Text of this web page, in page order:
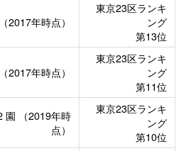
（2017年時点）
東京23区ランキ
ング
第13位
（2017年時点）
東京23区ランキ
ング
第11位
園
（2019年時
点）
東京23区ランキ
ング
第10位